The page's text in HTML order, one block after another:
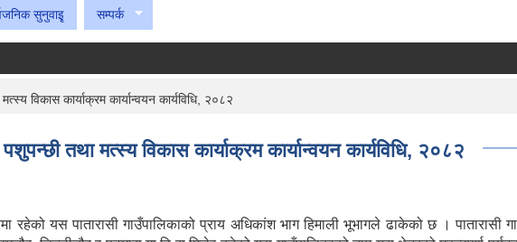
सुनुवाइृ सम्पर्क
विकास कार्याक्रम कार्यान्वयन कार्यविधि, २०८२
तथा मत्स्य विकास कार्याक्रम कार्यान्वयन कार्यविधि, २०८२
रहेको यस पातारासी गाउँपालिकाको प्राय अधिकांश भाग हिमाली भूभागले ढाकेको छ ।